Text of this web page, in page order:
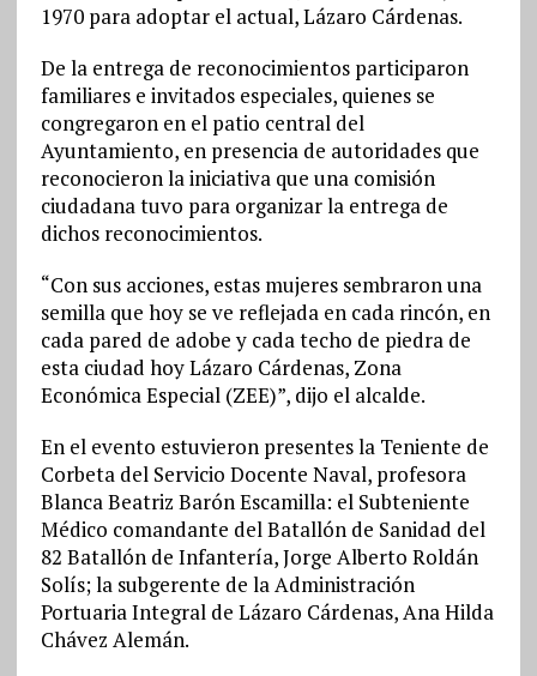
1970 para adoptar el actual, Lázaro Cárdenas.
De la entrega de reconocimientos participaron
familiares e invitados especiales, quienes se
congregaron en el patio central del
Ayuntamiento, en presencia de autoridades que
reconocieron la iniciativa que una comisión
ciudadana tuvo para organizar la entrega de
dichos reconocimientos.
“Con sus acciones, estas mujeres sembraron una
semilla que hoy se ve reflejada en cada rincón, en
cada pared de adobe y cada techo de piedra de
esta ciudad hoy Lázaro Cárdenas, Zona
Económica Especial (ZEE)”, dijo el alcalde.
En el evento estuvieron presentes la Teniente de
Corbeta del Servicio Docente Naval, profesora
Blanca Beatriz Barón Escamilla: el Subteniente
Médico comandante del Batallón de Sanidad del
82 Batallón de Infantería, Jorge Alberto Roldán
Solís; la subgerente de la Administración
Portuaria Integral de Lázaro Cárdenas, Ana Hilda
Chávez Alemán.